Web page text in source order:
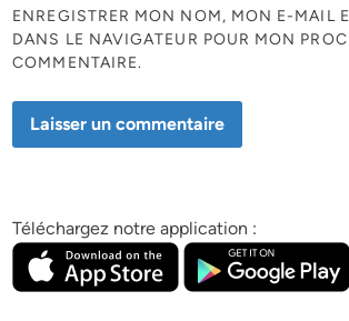
ENREGISTRER MON NOM, MON E-MAIL
DANS LE NAVIGATEUR POUR MON
COMMENTAIRE.
Téléchargez notre application :